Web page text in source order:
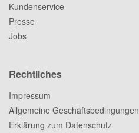
Kundenservice
Presse
Jobs
Rechtliches
Impressum
Allgemeine Geschäftsbedingungen
Erklärung zum Datenschutz